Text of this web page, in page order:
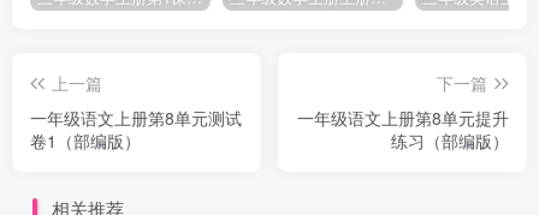
上一篇
一年级语文上册第8单元测试
卷1（部编版）
下一篇
一年级语文上册第8单元提升
练习（部编版）
相关推荐